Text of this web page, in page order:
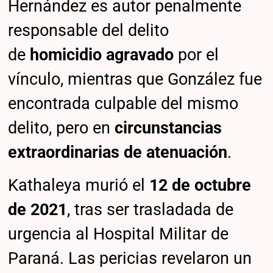
Hernández es autor penalmente
responsable del delito
de homicidio agravado por el
vínculo, mientras que González fue
encontrada culpable del mismo
delito, pero encircunstancias
extraordinarias de atenuación.
Kathaleya murió el 12 de octubre
de 2021, tras ser trasladada de
urgencia al Hospital Militar de
Paraná. Las pericias revelaron un